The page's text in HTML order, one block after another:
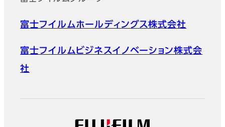
富士フイルムホールディングス株式会社
富士フイルムビジネスイノベーション株式会
社